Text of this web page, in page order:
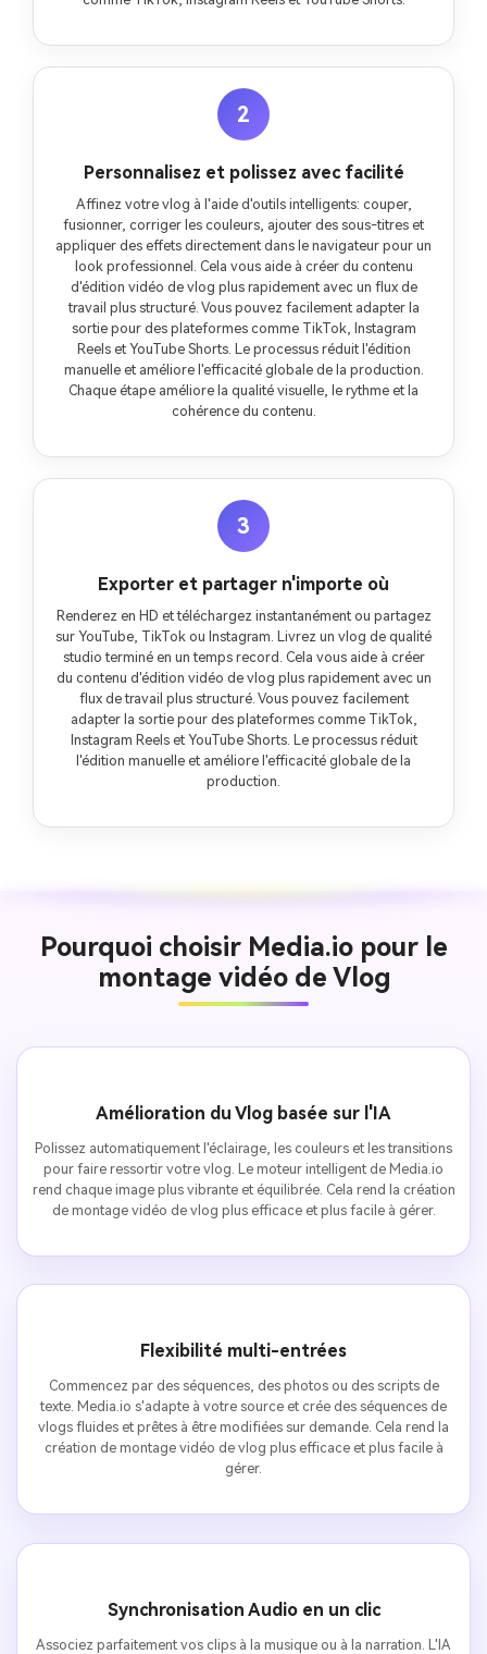
2
Personnalisez et polissez avec facilité
Affinez votre vlog à l'aide d'outils intelligents: couper,
fusionner, corriger les couleurs, ajouter des sous-titres et
appliquer des effets directement dans le navigateur pour un
look professionnel. Cela vous aide à créer du contenu
d'édition vidéo de vlog plus rapidement avec un flux de
travail plus structuré. Vous pouvez facilement adapter la
sortie pour des plateformes comme TikTok, Instagram
Reels et YouTube Shorts. Le processus réduit l'édition
manuelle et améliore l'efficacité globale de la production.
Chaque étape améliore la qualité visuelle, le rythme et la
cohérence du contenu.
3
Exporter et partager n'importe où
Renderez en HD et téléchargez instantanément ou partagez
sur YouTube, TikTok ou Instagram. Livrez un vlog de qualité
studio terminé en un temps record. Cela vous aide à créer
du contenu d'édition vidéo de vlog plus rapidement avec un
flux de travail plus structuré. Vous pouvez facilement
adapter la sortie pour des plateformes comme TikTok,
Instagram Reels et YouTube Shorts. Le processus réduit
l'édition manuelle et améliore l'efficacité globale de la
production.
Pourquoi choisir Media.io pour le
montage vidéo de Vlog
Amélioration du Vlog basée sur l'IA
Polissez automatiquement l'éclairage, les couleurs et les transitions
pour faire ressortir votre vlog. Le moteur intelligent de Media.io
rend chaque image plus vibrante et équilibrée. Cela rend la création
de montage vidéo de vlog plus efficace et plus facile à gérer.
Flexibilité multi-entrées
Commencez par des séquences, des photos ou des scripts de
texte. Media.io s'adapte à votre source et crée des séquences de
vlogs fluides et prêtes à être modifiées sur demande. Cela rend la
création de montage vidéo de vlog plus efficace et plus facile à
gérer.
Synchronisation Audio en un clic
Associez parfaitement vos clips à la musique ou à la narration. L'IA